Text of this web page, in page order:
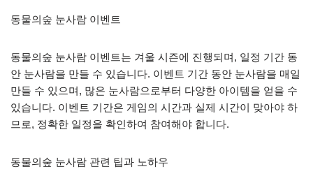
동물의숲 눈사람 이벤트
동물의숲 눈사람 이벤트는 겨울 시즌에 진행되며, 일정 기간 동
안 눈사람을 만들 수 있습니다. 이벤트 기간 동안 눈사람을 매일
만들 수 있으며, 많은 눈사람으로부터 다양한 아이템을 얻을 수
있습니다. 이벤트 기간은 게임의 시간과 실제 시간이 맞아야 하
므로, 정확한 일정을 확인하여 참여해야 합니다.
동물의숲 눈사람 관련 팁과 노하우